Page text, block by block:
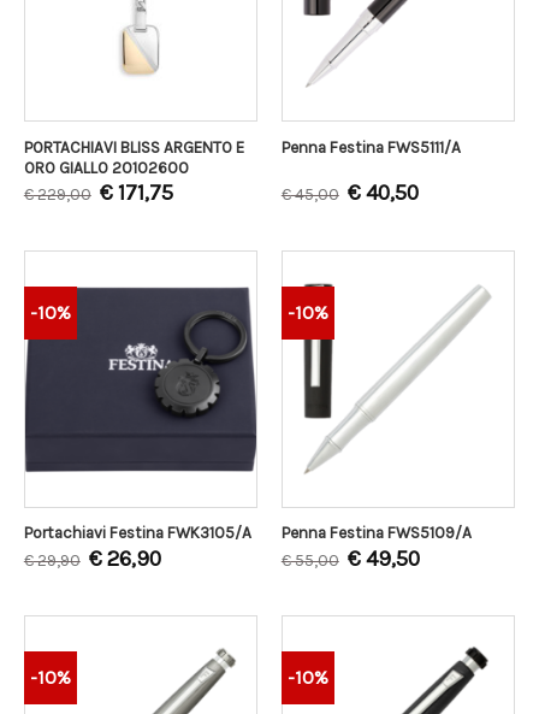
PORTACHIAVI BLISS ARGENTO E
ORO GIALLO 20102600
€229,00 €171,75
Penna Festina FWS5111/A
€45,00 €40,50
-10%
Portachiavi Festina FWK3105/A
€29,90 €26,90
-10%
Penna Festina FWS5109/A
€55,00 €49,50
-10% -10%